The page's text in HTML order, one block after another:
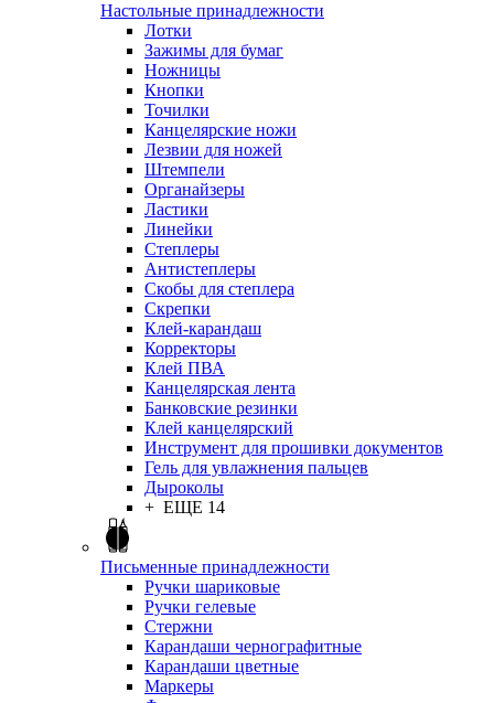
Настольные принадлежности
Лотки
Зажимы для бумаг
Ножницы
Кнопки
Точилки
Канцелярские ножи
Лезвии для ножей
Штемпели
Органайзеры
Ластики
Линейки
Степлеры
Антистеплеры
Скобы для степлера
Скрепки
Клей-карандаш
Корректоры
Клей ПВА
Канцелярская лента
Банковские резинки
Клей канцелярский
Инструмент для прошивки документов
Гель для увлажнения пальцев
Дыроколы
+ ЕЩЕ 14
Письменные принадлежности
Ручки шариковые
Ручки гелевые
Стержни
Карандаши чернографитные
Карандаши цветные
Маркеры